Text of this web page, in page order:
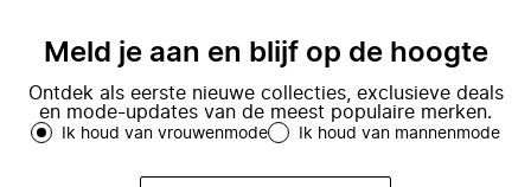
zijn op mode.
Meld je aan en blijf op de hoogte
Ontdek als eerste nieuwe collecties, exclusieve deals
en mode-updates van de meest populaire merken.
Ik houd van vrouwenmode Ik houd van mannenmode